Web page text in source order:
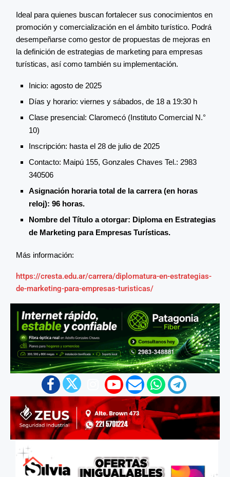
Ideal para quienes buscan fortalecer sus conocimientos en
promoción y comercialización en el ámbito turístico. Podrá
desempeñarse como gestor de propuestas de mejoras en
la definición de estrategias de marketing para empresas
turísticas, así como también su implementación.
Inicio: agosto de 2025
Días y horario: viernes y sábados, de 18 a 19:30 h
Clase presencial: Claromecó (Instituto Comercial N.°
10)
Inscripción: hasta el 28 de julio de 2025
Contacto: Maipú 155, Gonzales Chaves Tel.: 2983
340506
Asignación horaria total de la carrera (en horas
reloj): 96 horas.
Nombre del Título a otorgar: Diploma en Estrategias
de Marketing para Empresas Turísticas.
Más información:
https://cresta.edu.ar/carrera/diplomatura-en-estrategias-
de-marketing-para-empresas-turisticas/